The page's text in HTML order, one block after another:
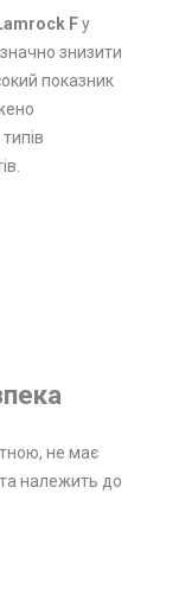
Fу
знизити
показник
не має
належить до